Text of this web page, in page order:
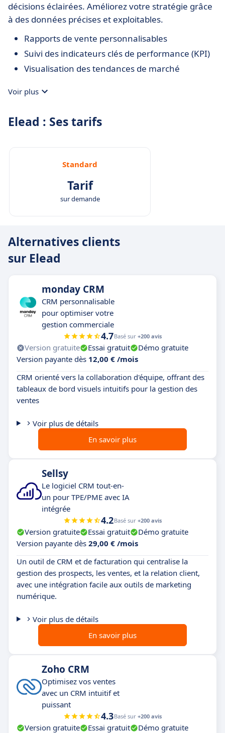
décisions éclairées. Améliorez votre stratégie grâce
à des données précises et exploitables.
Rapports de vente personnalisables
Suivi des indicateurs clés de performance (KPI)
Visualisation des tendances de marché
Voir plus
Elead : Ses tarifs
Standard
Tarif
sur demande
Alternatives clients
sur Elead
monday CRM
CRM personnalisable
pour optimiser votre
gestion commerciale
4.7Basé sur +200 avis
Version gratuite Essai gratuit
Démo gratuite
Version payante dès 12,00 € /mois
CRM orienté vers la collaboration d'équipe, offrant des
tableaux de bord visuels intuitifs pour la gestion des
ventes
Voir plus de détails
En savoir plus
Sellsy
Le logiciel CRM tout-en-
un pour TPE/PME avec IA
intégrée
4.2Basé sur +200 avis
Version gratuite Essai gratuit
Démo gratuite
Version payante dès 29,00 € /mois
Un outil de CRM et de facturation qui centralise la
gestion des prospects, les ventes, et la relation client,
avec une intégration facile aux outils de marketing
numérique.
Voir plus de détails
En savoir plus
Zoho CRM
Optimisez vos ventes
avec un CRM intuitif et
puissant
4.3Basé sur +200 avis
Version gratuite Essai gratuit
Démo gratuite